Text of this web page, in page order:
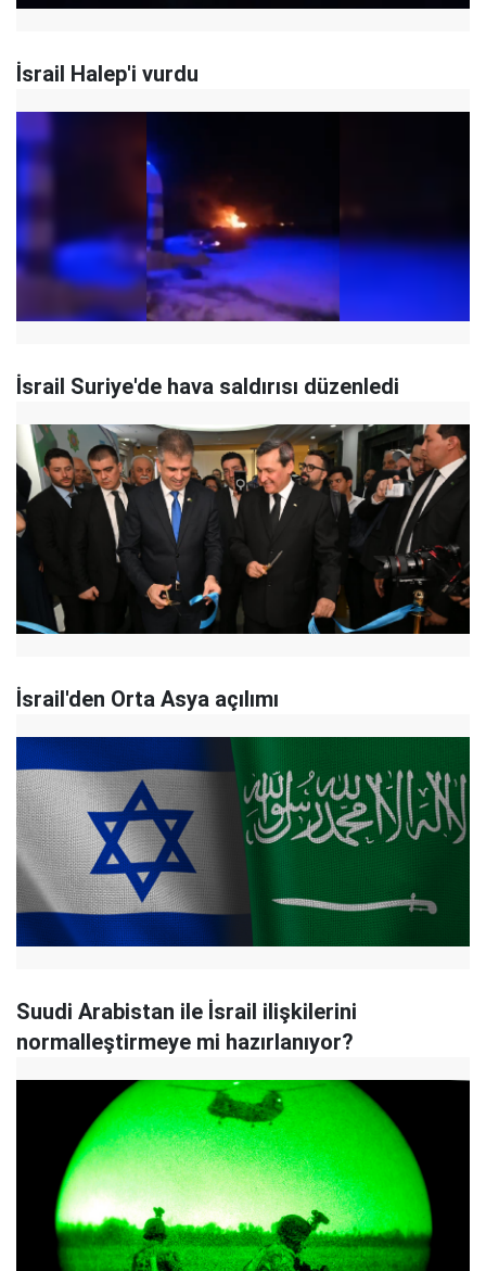
İsrail Halep'i vurdu
İsrail Suriye'de hava saldırısı düzenledi
İsrail'den Orta Asya açılımı
Suudi Arabistan ile İsrail ilişkilerini
normalleştirmeye mi hazırlanıyor?